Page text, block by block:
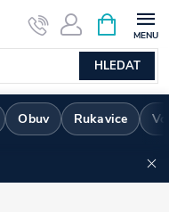
HLEDAT
NÁKUPNÍ
KOŠÍK
Obuv Rukavice